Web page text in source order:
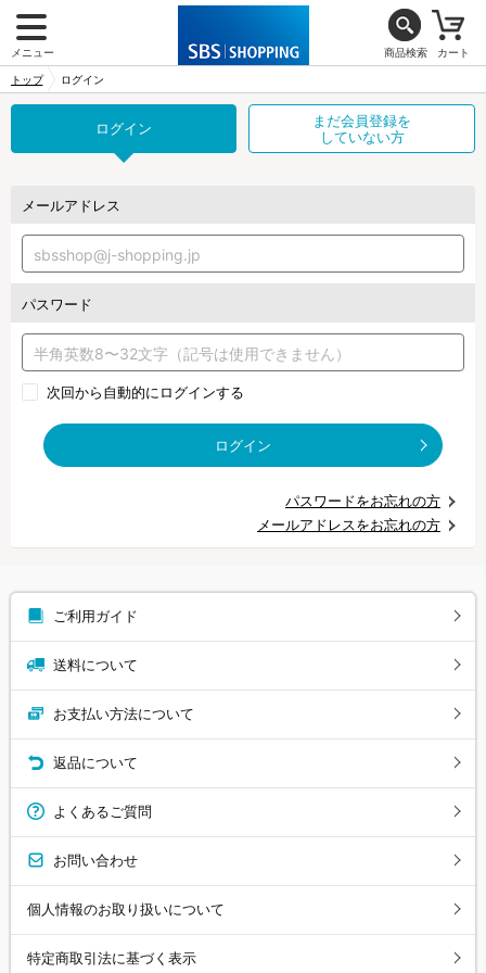
メニュー 商品検索 カート
トップ ログイン
ログイン
まだ会員登録を
していない方
メールアドレス
パスワード
次回から自動的にログインする
ログイン
パスワードをお忘れの方
メールアドレスをお忘れの方
ご利用ガイド
送料について
お支払い方法について
返品について
よくあるご質問
お問い合わせ
個人情報のお取り扱いについて
特定商取引法に基づく表示